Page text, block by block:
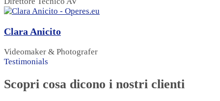
Clara Anicito
Videomaker & Photografer
Testimonials
Scopri cosa dicono i nostri clienti